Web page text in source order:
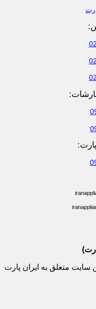
سایت متعلق به ایران پارت